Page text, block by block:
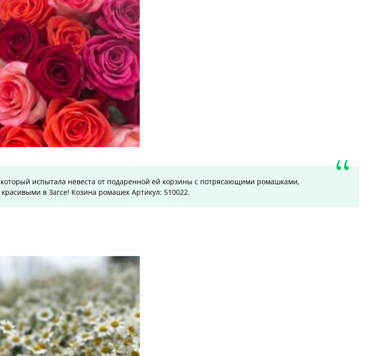
который испытала невеста от подаренной ей корзины с потрясающими ромашками,
в Загсе! Козина ромашек Артикул: 510022.